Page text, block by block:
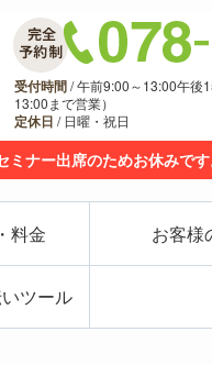
受付時間/ 午前9:00～13:00午後
13:00まで営業）
定休日 / 日曜・祝日
ミナー出席のためお休みで
料金 お客様
ツール